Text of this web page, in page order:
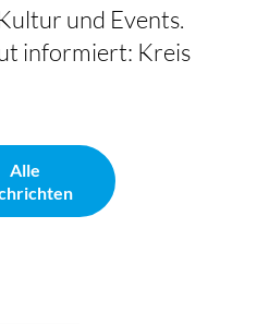
und Events.
informiert: Kreis
Alle